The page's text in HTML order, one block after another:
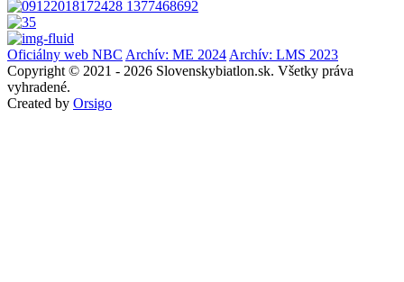
Oficiálny web NBC Archív: ME 2024 Archív: LMS 2023
Copyright © 2021 - 2026 Slovenskybiatlon.sk. Všetky práva
vyhradené.
Created by Orsigo